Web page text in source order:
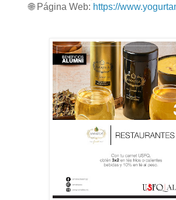
🌐 Página Web: https://